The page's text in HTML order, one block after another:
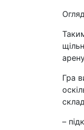
Гра
–